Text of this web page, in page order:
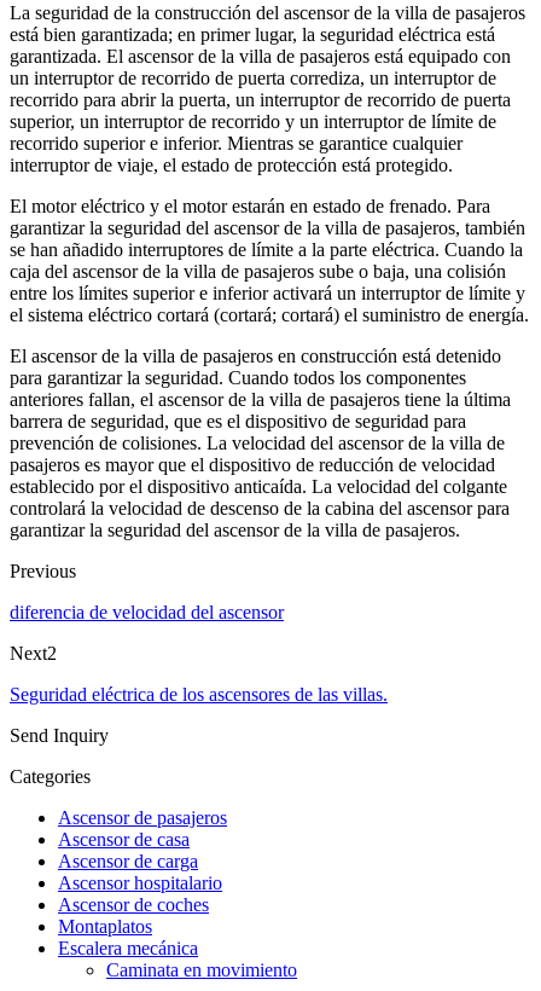
La seguridad de la construcción del ascensor de la villa de pasajeros
está bien garantizada; en primer lugar, la seguridad eléctrica está
garantizada. El ascensor de la villa de pasajeros está equipado con
un interruptor de recorrido de puerta corrediza, un interruptor de
recorrido para abrir la puerta, un interruptor de recorrido de puerta
superior, un interruptor de recorrido y un interruptor de límite de
recorrido superior e inferior. Mientras se garantice cualquier
interruptor de viaje, el estado de protección está protegido.
El motor eléctrico y el motor estarán en estado de frenado. Para
garantizar la seguridad del ascensor de la villa de pasajeros, también
se han añadido interruptores de límite a la parte eléctrica. Cuando la
caja del ascensor de la villa de pasajeros sube o baja, una colisión
entre los límites superior e inferior activará un interruptor de límite y
el sistema eléctrico cortará (cortará; cortará) el suministro de energía.
El ascensor de la villa de pasajeros en construcción está detenido
para garantizar la seguridad. Cuando todos los componentes
anteriores fallan, el ascensor de la villa de pasajeros tiene la última
barrera de seguridad, que es el dispositivo de seguridad para
prevención de colisiones. La velocidad del ascensor de la villa de
pasajeros es mayor que el dispositivo de reducción de velocidad
establecido por el dispositivo anticaída. La velocidad del colgante
controlará la velocidad de descenso de la cabina del ascensor para
garantizar la seguridad del ascensor de la villa de pasajeros.
Previous
diferencia de velocidad del ascensor
Next2
Seguridad eléctrica de los ascensores de las villas.
Send Inquiry
Categories
Ascensor de pasajeros
Ascensor de casa
Ascensor de carga
Ascensor hospitalario
Ascensor de coches
Montaplatos
Escalera mecánica
Caminata en movimiento